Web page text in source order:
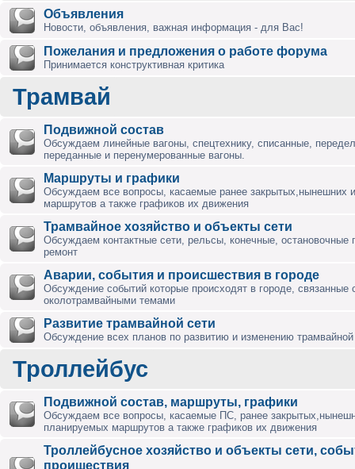
Объявления
Новости, объявления, важная информация - для Вас!
Пожелания и предложения о работе форума
Принимается конструктивная критика
Трамвай
Подвижной состав
Обсуждаем линейные вагоны, спецтехнику, списанные,
переданные и перенумерованные вагоны.
Маршруты и графики
Обсуждаем все вопросы, касаемые ранее закрытых,нынешних
маршрутов а также графиков их движения
Трамвайное хозяйство и объекты сети
Обсуждаем контактные сети, рельсы, конечные, остановочные
ремонт
Аварии, события и происшествия в городе
Обсуждение событий которые происходят в городе, связанные
околотрамвайными темами
Развитие трамвайной сети
Обсуждение всех планов по развитию и изменению трамвайной
Троллейбус
Подвижной состав, маршруты, графики
Обсуждаем все вопросы, касаемые ПС, ранее
планируемых маршрутов а также графиков их движения
Троллейбусное хозяйство и объекты сети,
проишествия